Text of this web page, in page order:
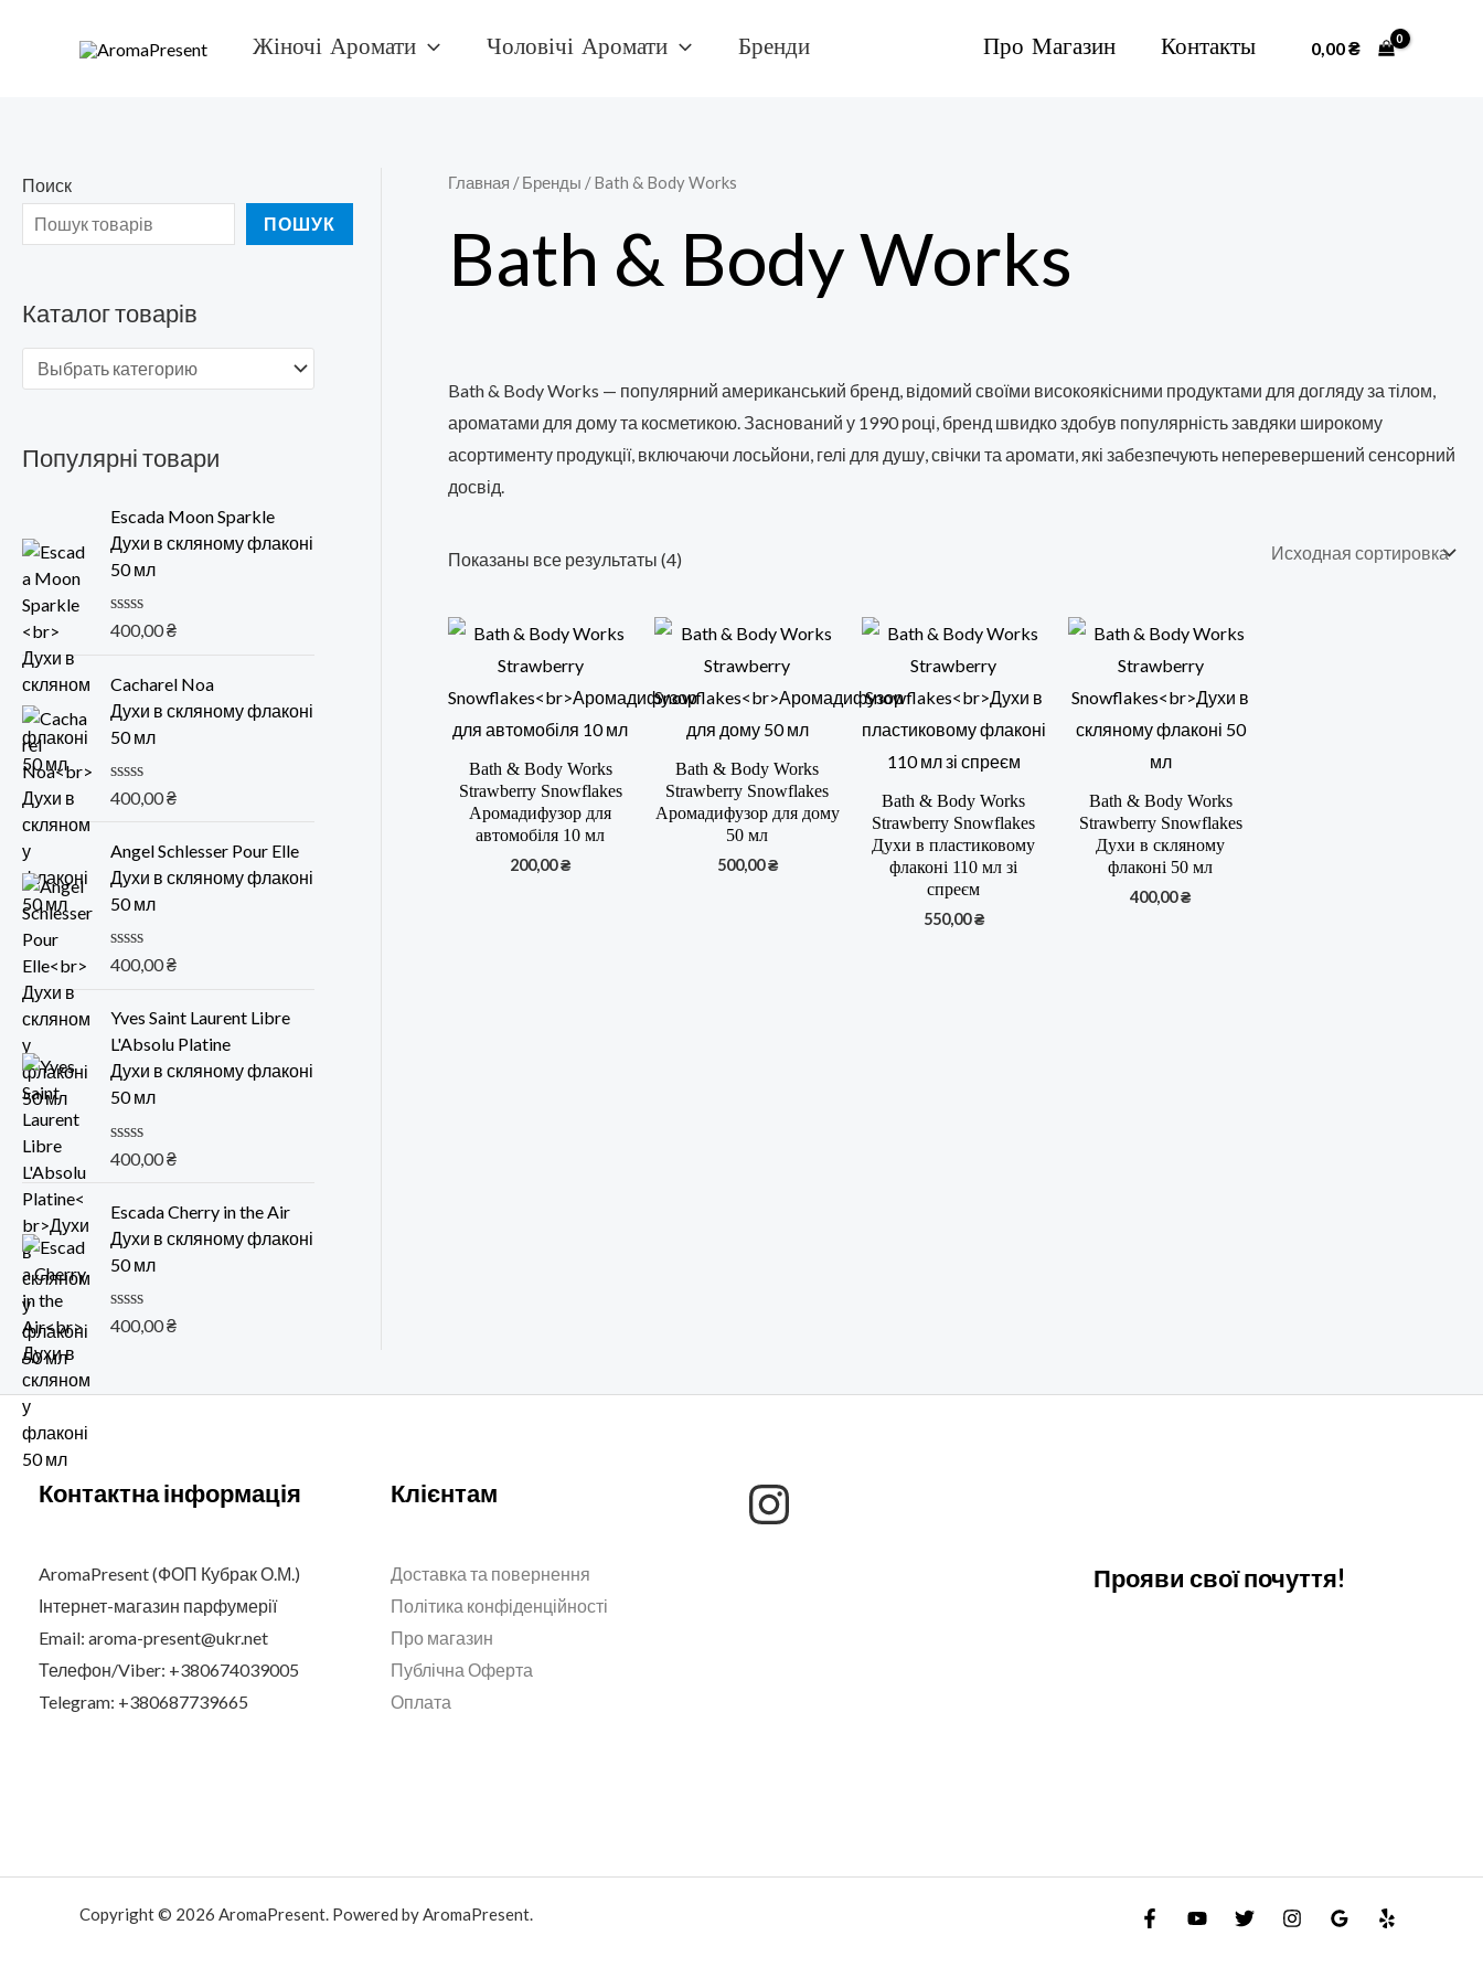
Жіночі Аромати Чоловічі Аромати Бренди Про Магазин Контакты 0,00₴
Поиск
ПОШУК
Каталог товарів
Популярні товари
Escada Moon Sparkle
Духи в скляному флаконі
50 мл
О
н
а
0
з
400,00₴
Cacharel Noa
Духи в скляному флаконі
50 мл
О
н
к
а
0
з
5
400,00₴
Angel Schlesser Pour Elle
Духи в скляному флаконі
50 мл
О
н
а
0
и
з
400,00₴
Yves Saint Laurent Libre
L'Absolu Platine
Духи в скляному флаконі
50 мл
О
н
к
а
0
з
5
400,00₴
Escada Cherry in the Air
Духи в скляному флаконі
50 мл
О
к
400,00₴
Главная / Бренды / Bath & Body Works
Bath & Body Works
Bath & Body Works — популярний американський бренд, відомий своїми високоякісними продуктами для догляду за тілом,
ароматами для дому та косметикою. Заснований у 1990 році, бренд швидко здобув популярність завдяки широкому
асортименту продукції, включаючи лосьйони, гелі для душу, свічки та аромати, які забезпечують неперевершений сенсорний
досвід.
Показаны все результаты (4)
Bath & Body Works
Strawberry Snowflakes
Аромадифузор для
автомобіля 10 мл
200,00₴
Bath & Body Works
Strawberry Snowflakes
Аромадифузор для дому
50 мл
500,00₴
Bath & Body Works
Strawberry Snowflakes
Духи в пластиковому
флаконі 110 мл зі
спреєм
550,00₴
Bath & Body Works
Strawberry Snowflakes
Духи в скляному
флаконі 50 мл
400,00₴
Контактна інформація
AromaPresent (ФОП Кубрак О.М.)
Інтернет-магазин парфумерії
Email: aroma-present@ukr.net
Телефон/Viber: +380674039005
Telegram: +380687739665
Клієнтам
Доставка та повернення
Політика конфіденційності
Про магазин
Публічна Оферта
Оплата
Прояви свої почуття!
Copyright © 2026 AromaPresent. Powered by AromaPresent.